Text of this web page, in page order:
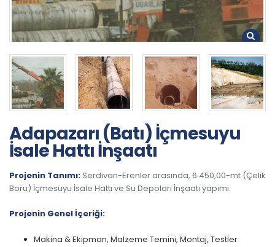
Adapazarı (Batı) İçmesuyu
İsale Hattı İnşaatı
Projenin Tanımı: Serdivan-Erenler arasında, 6.450,00-mt (Çelik
Boru) İçmesuyu İsale Hattı ve Su Depoları İnşaatı yapımı.
Projenin Genel İçeriği:
Makina & Ekipman, Malzeme Temini, Montaj, Testler